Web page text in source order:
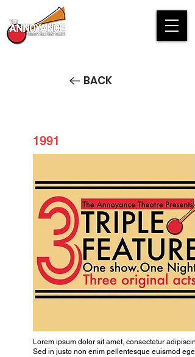
BACK
1991
Lorem ipsum dolor sit amet, consectetur
Sed in justo non enim pellentesque euismod eget